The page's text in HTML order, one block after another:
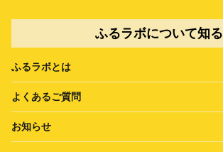
ふるラボについて知る
ふるラボとは
よくあるご質問
お知らせ